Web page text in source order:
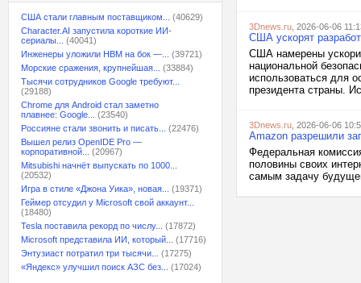
США стали главным поставщиком...
(40629)
Character.AI запустила короткие ИИ-
сериалы...
(40041)
Инженеры уложили HBM на бок —...
(39721)
Морские сражения, крупнейшая...
(33884)
Тысячи сотрудников Google требуют...
(29188)
Chrome для Android стал заметно
плавнее: Google...
(23540)
Россияне стали звонить и писать...
(22476)
Вышел релиз OpenIDE Pro —
корпоративной...
(20967)
Mitsubishi начнёт выпускать по 1000...
(20532)
Игра в стиле «Джона Уика», новая...
(19371)
Геймер отсудил у Microsoft свой аккаунт...
(18480)
Tesla поставила рекорд по числу...
(17872)
Microsoft представила ИИ, который...
(17716)
Энтузиаст потратил три тысячи...
(17275)
«Яндекс» улучшил поиск АЗС без...
(17024)
3Dnews.ru , 2026-06-06
США ускорят
США намерены
национальной
использоваться для
президента страны.
3Dnews.ru , 2026-06-06
Amazon разрешили
Федеральная
половины своих
самым задачу